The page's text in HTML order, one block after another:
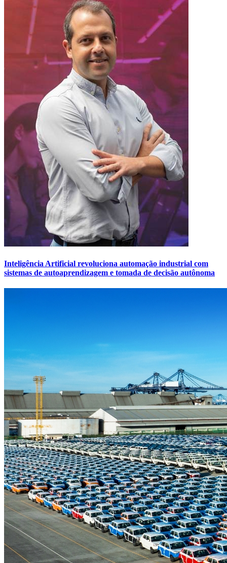
Inteligência Artificial revoluciona automação industrial com
sistemas de autoaprendizagem e tomada de decisão autônoma